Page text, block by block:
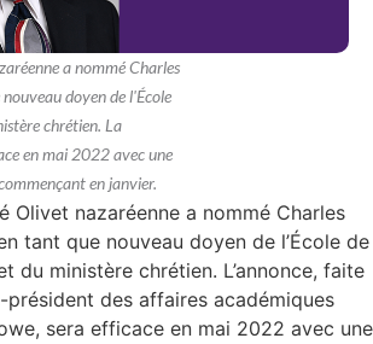
a nommé Charles
doyen de l'École
chrétien. La
en mai 2022 avec une
en janvier.
Olivet nazaréenne a nommé Charles
tant que nouveau doyen de l’École de
du ministère chrétien. L’annonce, faite
président des affaires académiques
sera efficace en mai 2022 avec une